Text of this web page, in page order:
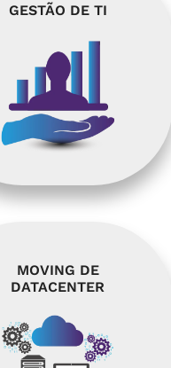
GESTÃO DE TI
MOVING DE
DATACENTER